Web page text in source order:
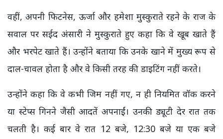
वहीं, अपनी फिटनेस, ऊर्जा और हमेशा मुस्कुराते रहने के राज के
सवाल पर सईद अंसारी ने मुस्कुराते हुए कहा कि वे खूब खाते हैं
और भरपेट खाते हैं। उन्होंने बताया कि उनके खाने में मुख्य रूप से
दाल-चावल होता है और वे किसी तरह की डाइटिंग नहीं करते।
उन्होंने कहा कि वे कभी जिम नहीं गए, न ही नियमित वॉक करने
या स्टेप्स गिनने जैसी आदतें अपनाईं। उनकी ड्यूटी देर रात तक
चलती है। कई बार वे रात 12 बजे, 12:30 बजे या एक बजे